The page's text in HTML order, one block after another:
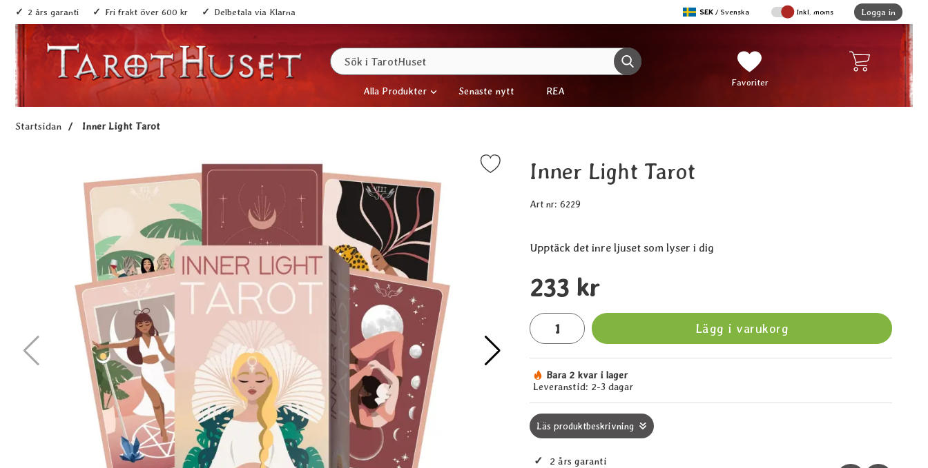
2 års garanti Fri frakt över 600 kr Delbetala via Klarna Sverige
,SEK / Svenska Inkl. moms Logga in
Sök
Genomför sökning Mina favoriter
Favoriter
Alla Produkter Senaste nytt REA
Startsidan Inner Light Tarot
Markera inner Light Tarot som favoritInner Light Tarot
Art nr: 6229
Upptäck det inre ljuset som lyser i dig
pris
233 kr
antal
Lägg i varukorg
Tillgänglighet:
Bara 2 kvar i lager
Leveranstid: 2-3 dagar
Läs produktbeskrivning
✓ 2 års garanti